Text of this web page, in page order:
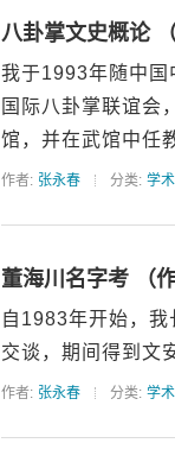
八卦掌文史概论
我于1993年随中国
国际八卦掌联谊会
馆，并在武馆中任
作者: 张永春 分类: 学术
董海川名字考 （
自1983年开始，
交谈，期间得到文
作者: 张永春 分类: 学术